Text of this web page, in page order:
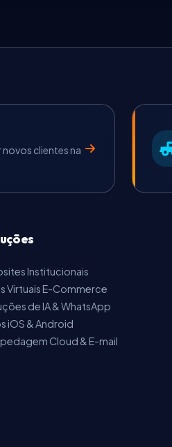
clientes na
Institucionais
Virtuais E-Commerce
de IA & WhatsApp
iOS & Android
Cloud & E-mail